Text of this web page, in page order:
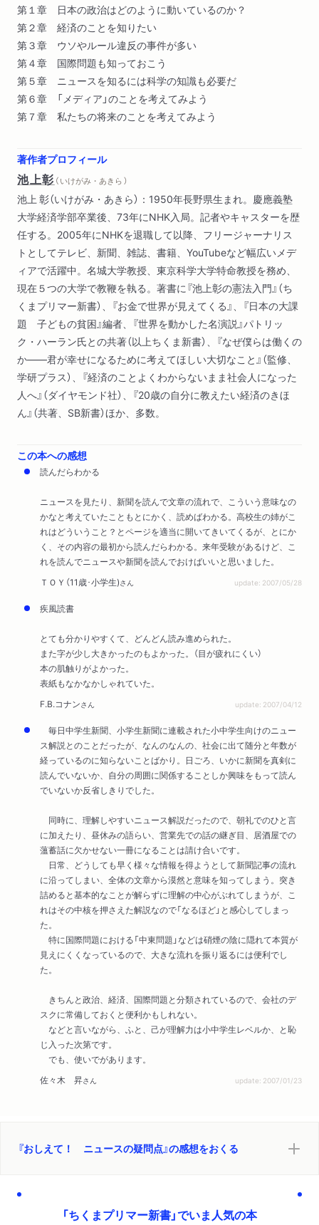
第１章 日本の政治はどのように動いているのか？
第２章 経済のことを知りたい
第３章 ウソやルール違反の事件が多い
第４章 国際問題も知っておこう
第５章 ニュースを知るには科学の知識も必要だ
第６章 「メディア」のことを考えてみよう
第７章 私たちの将来のことを考えてみよう
著作者プロフィール
池上彰 （ いけがみ・あきら ）
池上 彰（いけがみ・あきら）：1950年長野県生まれ。慶應義塾
大学経済学部卒業後、73年にNHK入局。記者やキャスターを歴
任する。2005年にNHKを退職して以降、フリージャーナリス
トとしてテレビ、新聞、雑誌、書籍、YouTubeなど幅広いメデ
ィアで活躍中。名城大学教授、東京科学大学特命教授を務め、
現在５つの大学で教鞭を執る。著書に『池上彰の憲法入門』（ち
くまプリマー新書）、『お金で世界が見えてくる』、『日本の大課
題 子どもの貧困』編者、『世界を動かした名演説』パトリッ
ク・ハーラン氏との共著（以上ちくま新書）、『なぜ僕らは働くの
か――君が幸せになるために考えてほしい大切なこと』（監修、
学研プラス）、『経済のことよくわからないまま社会人になった
人へ』（ダイヤモンド社）、『20歳の自分に教えたい経済のきほ
ん』（共著、SB新書）ほか、多数。
この本への感想
読んだらわかる
ニュースを見たり、新聞を読んで文章の流れで、こういう意味なの
かなと考えていたこともとにかく、読めばわかる。高校生の姉がこ
れはどういうこと？とページを適当に開いてきいてくるが、とにか
く、その内容の最初から読んだらわかる。来年受験があるけど、こ
れを読んでニュースや新聞を読んでおけばいいと思いました。
ＴＯＹ（11歳･小学生)さん update: 2007/05/28
疾風読書
とても分かりやすくて、どんどん読み進められた。
また字が少し大きかったのもよかった。（目が疲れにくい）
本の肌触りがよかった。
表紙もなかなかしゃれていた。
F.B.コナンさん update: 2007/04/12
毎日中学生新聞、小学生新聞に連載された小中学生向けのニュー
ス解説とのことだったが、なんのなんの、社会に出て随分と年数が
経っているのに知らないことばかり。日ごろ、いかに新聞を真剣に
読んでいないか、自分の周囲に関係することしか興味をもって読ん
でいないか反省しきりでした。
同時に、理解しやすいニュース解説だったので、朝礼でのひと言
に加えたり、昼休みの語らい、営業先での話の継ぎ目、居酒屋での
薀蓄話に欠かせない一冊になることは請け合いです。
日常、どうしても早く様々な情報を得ようとして新聞記事の流れ
に沿ってしまい、全体の文章から漠然と意味を知ってしまう。突き
詰めると基本的なことが解らずに理解の中心がぶれてしまうが、こ
れはその中核を押さえた解説なので「なるほど」と感心してしまっ
た。
特に国際問題における「中東問題」などは硝煙の陰に隠れて本質が
見えにくくなっているので、大きな流れを振り返るには便利でし
た。
きちんと政治、経済、国際問題と分類されているので、会社のデ
スクに常備しておくと便利かもしれない。
などと言いながら、ふと、己が理解力は小中学生レベルか、と恥
じ入った次第です。
でも、使いでがあります。
佐々木 昇さん update: 2007/01/23
『おしえて！ ニュースの疑問点』の感想をおくる
「ちくまプリマー新書」でいま人気の本